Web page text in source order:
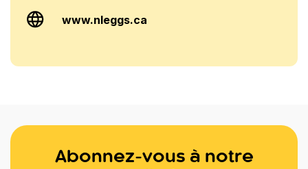
www.nleggs.ca
Abonnez-vous à notre